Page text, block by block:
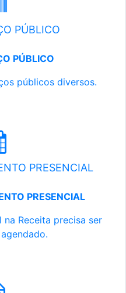
PÚBLICO
PÚBLICO
públicos diversos.
PRESENCIAL
PRESENCIAL
Receita precisa ser